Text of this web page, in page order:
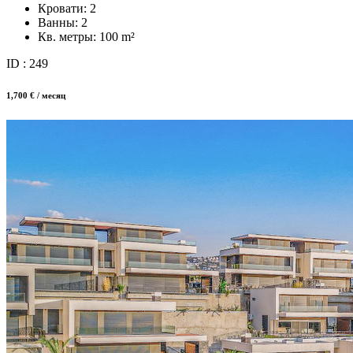
Кровати: 2
Ванны: 2
Кв. метры: 100 m²
ID : 249
1,700 € / месяц